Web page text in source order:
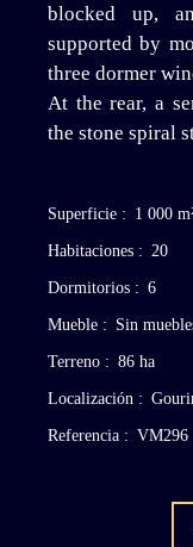
blocked up,
supported by
three dormer
At the rear, a
the stone spiral
Superficie : 1 000
Habitaciones : 20
Dormitorios : 6
Mueble : Sin
Terreno : 86 ha
Localización :
Referencia : VM296